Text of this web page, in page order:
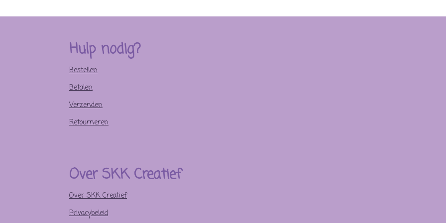
Hulp nodig?
Bestellen
Betalen
Verzenden
Retourneren
Over SKK Creatief
Over SKK Creatief
Privacybeleid